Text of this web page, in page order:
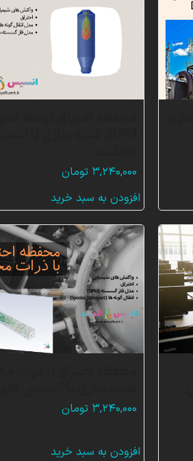
۳,۲۴۰,۰۰۰ تومان
افزودن به سبد خرید
۳,۲۴۰,۰۰۰ تومان
افزودن به سبد خرید